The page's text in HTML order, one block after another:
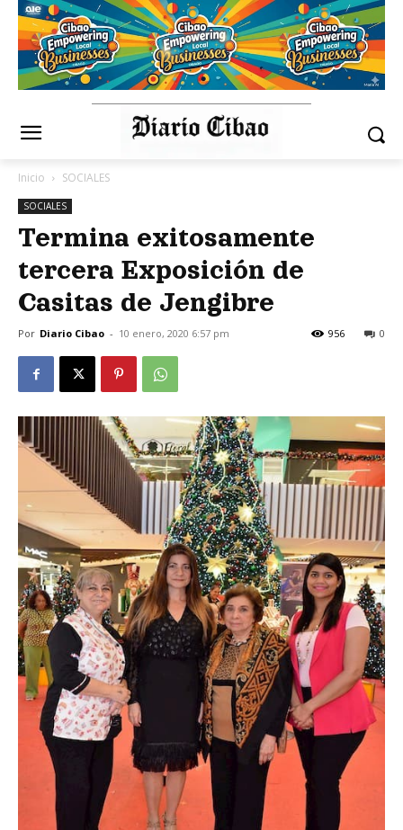
Inicio SOCIALES
SOCIALES
Termina exitosamente
tercera Exposición de
Casitas de Jengibre
Por Diario Cibao - 10 enero, 2020 6:57 pm 0
956